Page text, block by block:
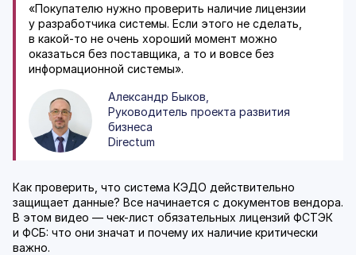
«Покупателю нужно проверить наличие лицензии
у разработчика системы. Если этого не сделать,
в какой-то не очень хороший момент можно
оказаться без поставщика, а то и вовсе без
информационной системы».
Александр Быков,
Руководитель проекта развития
бизнеса
Directum
Как проверить, что система КЭДО действительно
защищает данные? Все начинается с документов вендора.
В этом видео — чек-лист обязательных лицензий ФСТЭК
и ФСБ: что они значат и почему их наличие критически
важно.